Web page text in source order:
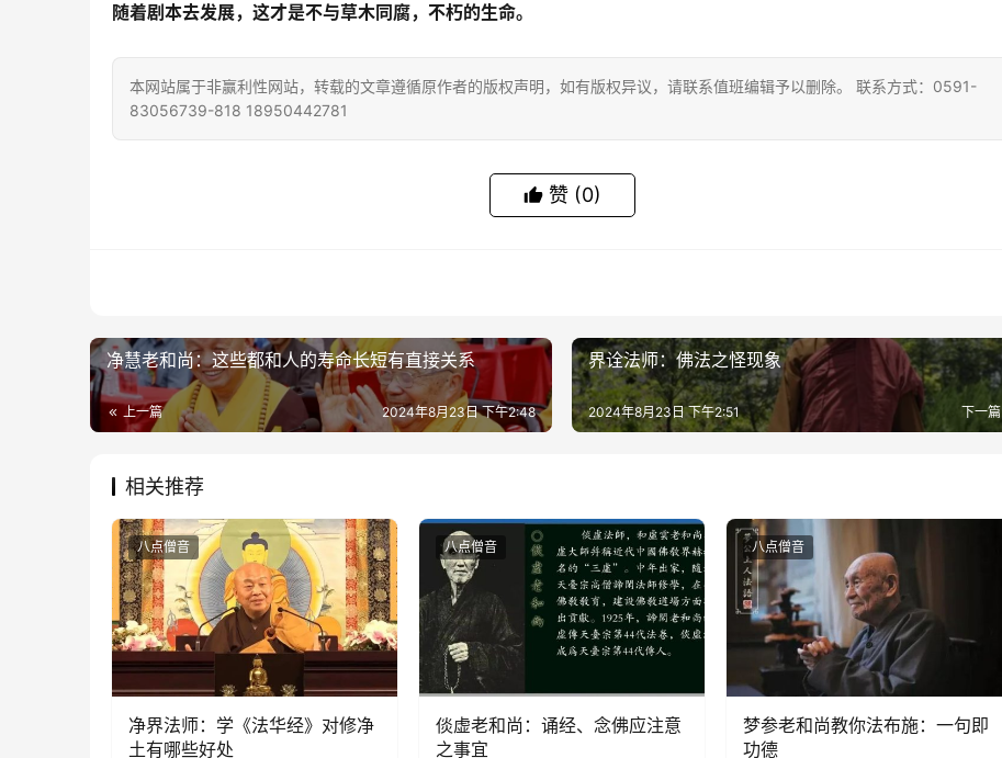
随着剧本去发展，这才是不与草木同腐，不朽的生命。
本网站属于非赢利性网站，转载的文章遵循原作者的版权声明，如有版权异议，请联系值班编辑予以删除。 联系方式：0591-
83056739-818 18950442781
赞 (0)
净慧老和尚：这些都和人的寿命长短有直接关系
上一篇 2024年8月23日 下午2:48
界诠法师：佛法之怪现象
下一篇
2024年8月23日 下午2:51
相关推荐
八点僧音
净界法师：学《法华经》对修净
土有哪些好处
八点僧音
倓虚老和尚：诵经、念佛应注意
之事宜
八点僧音
梦参老和尚教你法布施：一句即
功德